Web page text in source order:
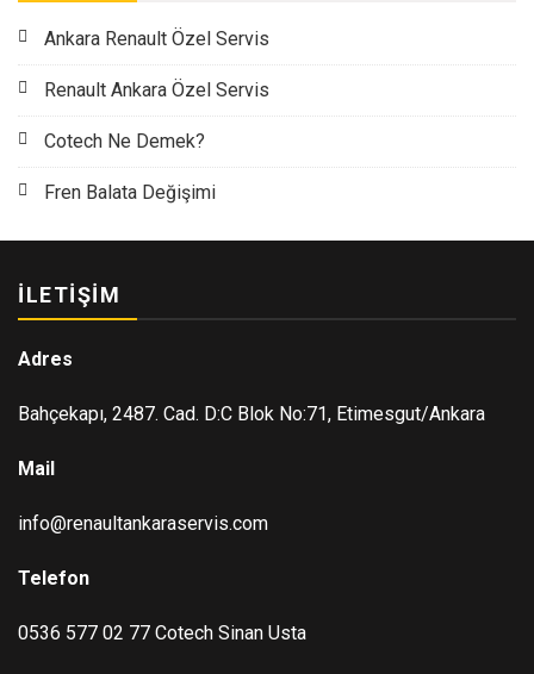
Ankara Renault Özel Servis
Renault Ankara Özel Servis
Cotech Ne Demek?
Fren Balata Değişimi
İLETIŞIM
Adres
Bahçekapı, 2487. Cad. D:C Blok No:71, Etimesgut/Ankara
Mail
info@renaultankaraservis.com
Telefon
0536 577 02 77 Cotech Sinan Usta